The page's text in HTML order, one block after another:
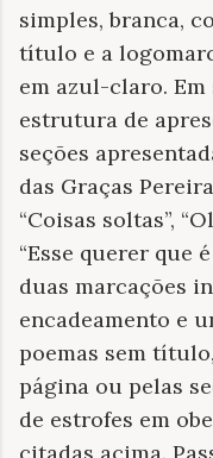
simples, branca,
título e a
em azul-claro.
estrutura de
seções
das Graças
“Coisas soltas”,
“Esse querer que
duas marcações
encadeamento e
poemas sem
página ou pelas
de estrofes em